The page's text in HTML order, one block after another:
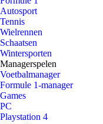
Autosport
Tennis
Wielrennen
Schaatsen
Wintersporten
Managerspelen
Voetbalmanager
Formule 1-manager
Games
PC
Playstation 4